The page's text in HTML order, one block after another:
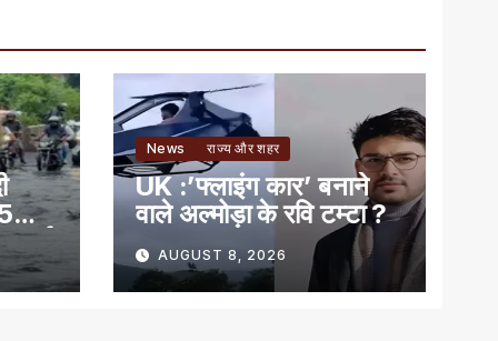
News राज्य और शहर
UK :’फ्लाइंग कार’ बनाने
वाले अल्मोड़ा के रवि टम्टा ?
AUGUST 8, 2026